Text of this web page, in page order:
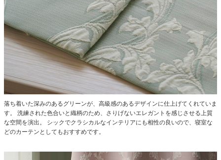
落ち着いた深みのあるグリーンが、高級感のあるデザインに仕上げてくれていま
す。
洗練された色合いと織柄のため、さりげないエレガントを感じさせる上質
な空間を演出。
シックでクラシカルなインテリアにも相性の良いので、寝室な
どのカーテンとしてもおすすめです。